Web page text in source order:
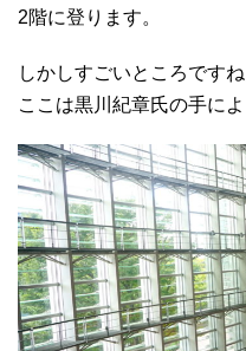
2階に登ります。
しかしすごいところですね
ここは黒川紀章氏の手によ